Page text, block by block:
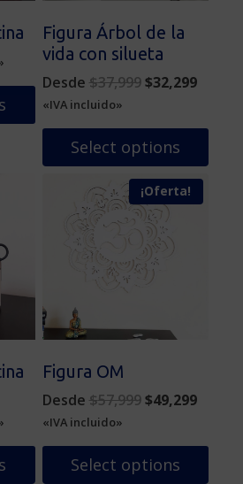
Figura Árbol de la
vida con silueta
Desde $37,999 Original
was:
$37,999.
$32,299
is:
«IVA incluido»
Select options
producto
tiene
múltiples
variantes.
opciones
se
pueden
elegir
en
la
página
de
producto
¡Oferta!
Figura OM
Desde $57,999 Original
was:
$57,999.
$49,299
is:
«IVA incluido»
Select options